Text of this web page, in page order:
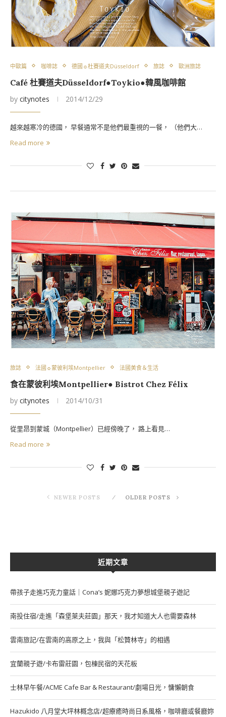
中歐篇 咖啡誌 德國☼杜賽道夫Düsseldorf 旅誌 歐洲旅誌
Café 杜賽道夫Düsseldorf●Toykio●韓風咖啡館
by citynotes 2014/12/29
越來越寒冷的德國， 早餐通常不是他們最重視的一餐， （他們大…
Read more
旅誌 法國☼蒙彼利埃Montpellier 法國美食＆生活
食在蒙彼利埃Montpellier● Bistrot Chez Félix
by citynotes 2014/10/31
從里昂到蒙城（Montpellier）已經傍晚了， 路上看見…
Read more
NEWER POSTS OLDER POSTS
近期文章
帶孩子走進巧克力童話｜Cona’s 妮娜巧克力夢想城堡親子遊記
南投住宿/走進「森堡萊夫莊園」那天，我才知道大人也需要森林
雲南旅記/在雲南的高原之上，我與「松贊林寺」的相遇
宜蘭親子遊/卡布雷莊園，包棟民宿的天花板
士林早午餐/ACME Cafe Bar & Restaurant/劇場日光，慵懶朝食
Hazukido 八月堂大坪林概念店/超療癒時尚日系風格，咖啡廳或餐廳妳